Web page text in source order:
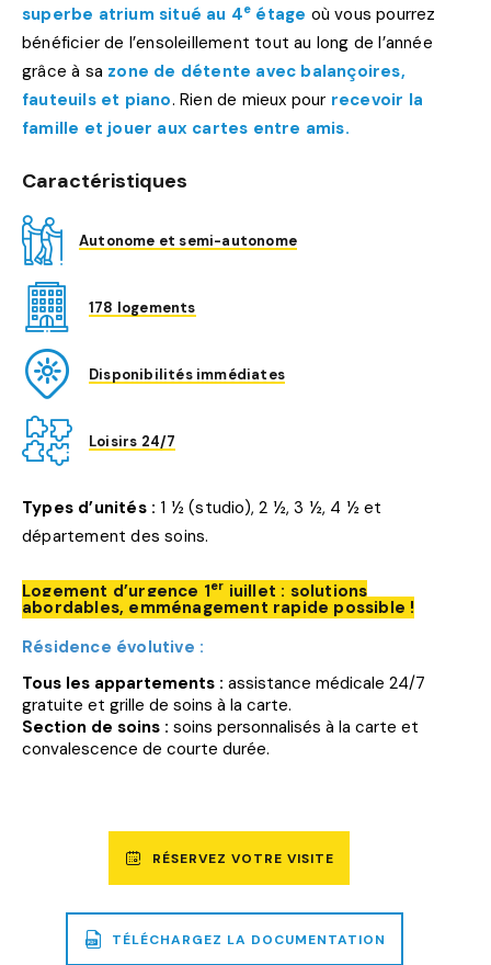
superbe atrium situé au 4e étage où vous pourrez
bénéficier de l’ensoleillement tout au long de l’année
grâce à sa zone de détente avec balançoires,
fauteuils et piano. Rien de mieux pour recevoir la
famille et jouer aux cartes entre amis.
Caractéristiques
Autonome et semi-autonome
178 logements
Disponibilités immédiates
Loisirs 24/7
Types d’unités : 1 ½ (studio), 2 ½, 3 ½, 4 ½ et
département des soins.
Logement d’urgence 1er juillet : solutions
abordables, emménagement rapide possible !
Résidence évolutive :
Tous les appartements : assistance médicale 24/7
gratuite et grille de soins à la carte.
Section de soins : soins personnalisés à la carte et
convalescence de courte durée.
RÉSERVEZ VOTRE VISITE
TÉLÉCHARGEZ LA DOCUMENTATION
UN